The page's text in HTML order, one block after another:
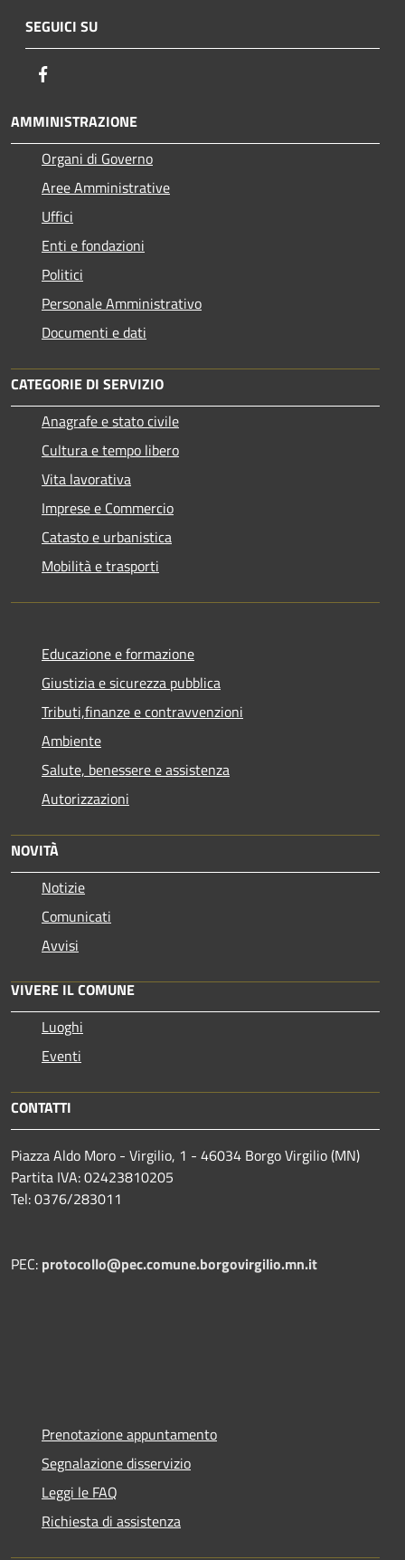
SEGUICI SU
AMMINISTRAZIONE
Organi di Governo
Aree Amministrative
Uffici
Enti e fondazioni
Politici
Personale Amministrativo
Documenti e dati
CATEGORIE DI SERVIZIO
Anagrafe e stato civile
Cultura e tempo libero
Vita lavorativa
Imprese e Commercio
Catasto e urbanistica
Mobilità e trasporti
Educazione e formazione
Giustizia e sicurezza pubblica
Tributi,finanze e contravvenzioni
Ambiente
Salute, benessere e assistenza
Autorizzazioni
NOVITÀ
Notizie
Comunicati
Avvisi
VIVERE IL COMUNE
Luoghi
Eventi
CONTATTI
Piazza Aldo Moro - Virgilio, 1 - 46034 Borgo Virgilio (MN)
Partita IVA: 02423810205
Tel: 0376/283011
PEC: protocollo@pec.comune.borgovirgilio.mn.it
Prenotazione appuntamento
Segnalazione disservizio
Leggi le FAQ
Richiesta di assistenza